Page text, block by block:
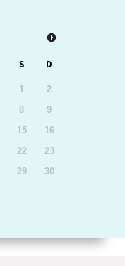
S D
1
2
8
9
15
16
22
23
29
30